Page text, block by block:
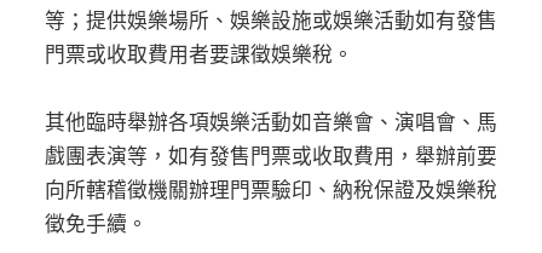
等；提供娛樂場所、娛樂設施或娛樂活動如有發售
門票或收取費用者要課徵娛樂稅。
其他臨時舉辦各項娛樂活動如音樂會、演唱會、馬
戲團表演等，如有發售門票或收取費用，舉辦前要
向所轄稽徵機關辦理門票驗印、納稅保證及娛樂稅
徵免手續。